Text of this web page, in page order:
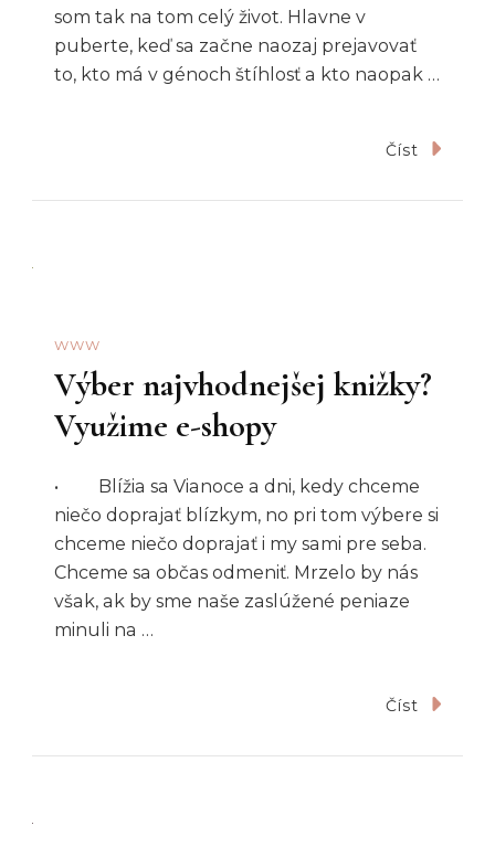
som tak na tom celý život. Hlavne v
puberte, keď sa začne naozaj prejavovať
to, kto má v génoch štíhlosť a kto naopak …
Číst
WWW
Výber najvhodnejšej knižky?
Využime e-shopy
• Blížia sa Vianoce a dni, kedy chceme
niečo doprajať blízkym, no pri tom výbere si
chceme niečo doprajať i my sami pre seba.
Chceme sa občas odmeniť. Mrzelo by nás
však, ak by sme naše zaslúžené peniaze
minuli na …
Číst